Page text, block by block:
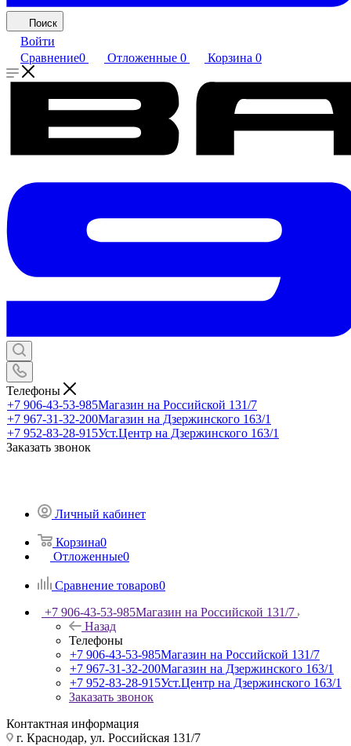
Поиск
Войти
Сравнение0 Отложенные 0 Корзина 0
Телефоны
+7 906-43-53-985Магазин на Российской 131/7
+7 967-31-32-200Магазин на Дзержинского 163/1
+7 952-83-28-915Уст.Центр на Дзержинского 163/1
Заказать звонок
Личный кабинет
Корзина0
Отложенные0
Сравнение товаров0
+7 906-43-53-985Магазин на Российской 131/7
Назад
Телефоны
+7 906-43-53-985Магазин на Российской 131/7
+7 967-31-32-200Магазин на Дзержинского 163/1
+7 952-83-28-915Уст.Центр на Дзержинского 163/1
Заказать звонок
Контактная информация
г. Краснодар, ул. Российская 131/7